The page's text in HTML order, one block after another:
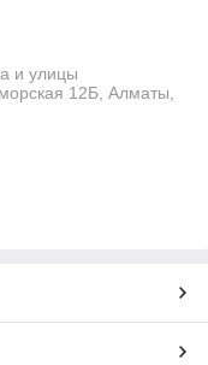
и улицы
12Б, Алматы,